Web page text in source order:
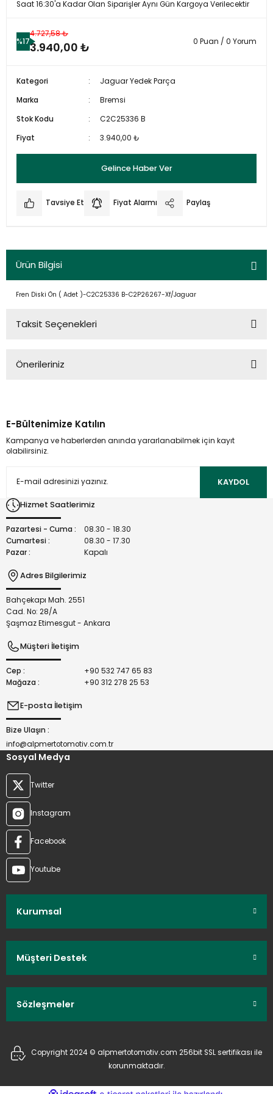
Saat 16:30'a Kadar Olan Siparişler Aynı Gün Kargoya Verilecektir
%17
4.727,58 ₺
3.940,00 ₺ 0 Puan / 0 Yorum
Kategori
Jaguar Yedek Parça
Marka
Bremsi
Stok Kodu
C2C25336 B
Fiyat
3.940,00 ₺
Gelince Haber Ver
Tavsiye Et Fiyat Alarmı Paylaş
Ürün Bilgisi
Fren Diski Ön ( Adet )-C2C25336 B-C2P26267-Xf/Jaguar
Taksit Seçenekleri
Önerileriniz
kullanarak tarafımıza iletebilirsiniz.
Görüş ve önerileriniz için teşekkür ederiz.
Ürün açıklamasında eksik bilgiler bulunuyor.
Bu ürüne benzer farklı alternatifler olmalı.
E-Bültenimize Katılın
Kampanya ve haberlerden anında yararlanabilmek için kayıt
olabilirsiniz.
KAYDOL
Hizmet Saatlerimiz
Pazartesi - Cuma :
08.30 - 18.30
Cumartesi :
08.30 - 17.30
Pazar :
Kapalı
Adres Bilgilerimiz
Bahçekapı Mah. 2551
Cad. No: 28/A
Şaşmaz Etimesgut - Ankara
Müşteri İletişim
Cep :
+90 532 747 65 83
Mağaza :
+90 312 278 25 53
E-posta İletişim
Bize Ulaşın :
info@alpmertotomotiv.com.tr
Sosyal Medya
Twitter
Instagram
Facebook
Youtube
Kurumsal
Müşteri Destek
Sözleşmeler
Copyright 2024 © alpmertotomotiv.com 256bit SSL sertifikası ile
korunmaktadır.